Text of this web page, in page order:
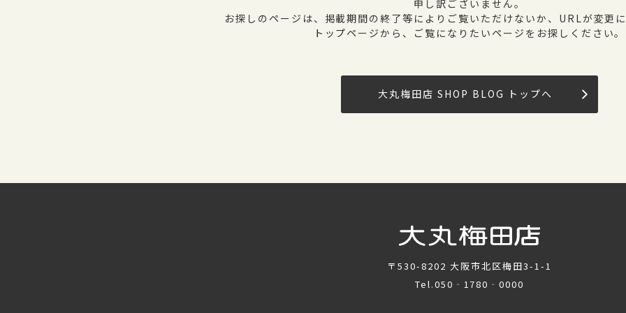
申し訳ございません。
お探しのページは、掲載期間の終了等によりご覧いただけないか、URLが変更に
トップページから、ご覧になりたいページをお探しください。
大丸梅田店 SHOP BLOG トップへ
〒530-8202大阪市北区梅田3-1-1
Tel.050‐1780‐0000